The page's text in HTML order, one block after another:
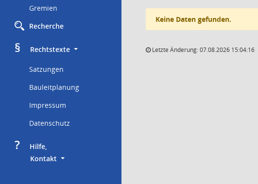
Gremien
Recherche
§
     Rechtstexte
Satzungen
Bauleitplanung
Impressum
Datenschutz
?
     Hilfe,
Kontakt
Keine Daten gefunden.
Letzte Änderung: 07.08.2026 15:04:16